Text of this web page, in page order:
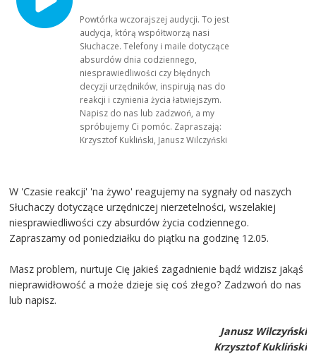
Powtórka wczorajszej audycji. To jest
audycja, którą współtworzą nasi
Słuchacze. Telefony i maile dotyczące
absurdów dnia codziennego,
niesprawiedliwości czy błędnych
decyzji urzędników, inspirują nas do
reakcji i czynienia życia łatwiejszym.
Napisz do nas lub zadzwoń, a my
spróbujemy Ci pomóc. Zapraszają:
Krzysztof Kukliński, Janusz Wilczyński
W 'Czasie reakcji' 'na żywo' reagujemy na sygnały od naszych
Słuchaczy dotyczące urzędniczej nierzetelności, wszelakiej
niesprawiedliwości czy absurdów życia codziennego.
Zapraszamy od poniedziałku do piątku na godzinę 12.05.
Masz problem, nurtuje Cię jakieś zagadnienie bądź widzisz jakąś
nieprawidłowość a może dzieje się coś złego? Zadzwoń do nas
lub napisz.
Janusz Wilczyński
Krzysztof Kukliński